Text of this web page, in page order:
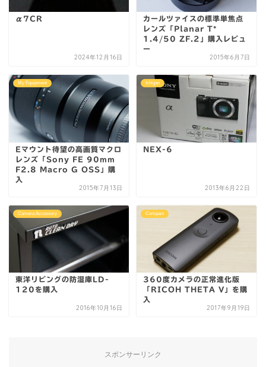
α7CR
2024年12月16日
カールツァイスの標準単焦点
レンズ「Planar T*
1.4/50 ZF.2」購入レビュ
ー
2015年6月7日
My Equipment
Eマウント待望の高画質マクロ
レンズ「Sony FE 90mm
F2.8 Macro G OSS」購
入
2015年7月13日
Ichigan
NEX-6
2013年6月22日
Camera Accessory
東洋リビングの防湿庫LD-
120を購入
2016年10月16日
Compact
360度カメラの正常進化版
「RICOH THETA V」を購
入
2017年9月19日
スポンサーリンク